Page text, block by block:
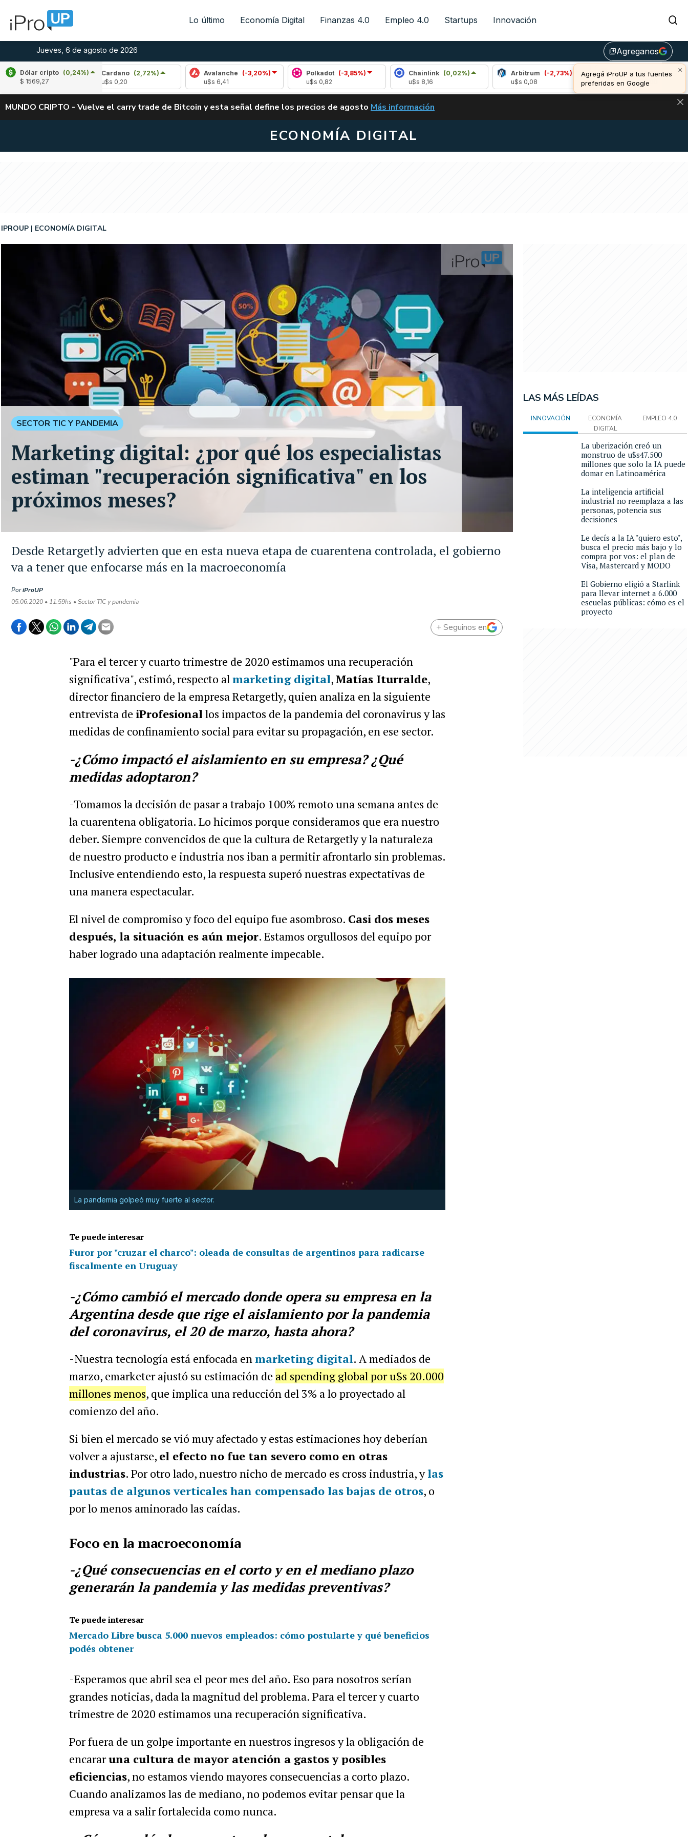
Lo último Economía Digital Finanzas 4.0 Empleo 4.0 Startups Innovación
Jueves, 6 de agosto de 2026 library_addAgreganos
×
Agregá iProUP a tus fuentes
preferidas en Google
Dólar cripto (0,24%)
$ 1569,27
Cardano
(2,72%)
Avalanche
(-3,20%)
Polkadot
(-3,85%)
Chainlink (0,02%)
Arbitrum
(-2,73%)
Bitcoin
(0,13%)
u$s 64.396,00
ALERTA
MUNDO CRIPTO - Vuelve el carry trade de Bitcoin y esta señal define los precios de agosto VUELVE EL CARRY TRADE DE BITCOIN Y ESTA SEÑAL DEFINE LOS PRECIOS DE
Más información
ECONOMÍA DIGITAL
Desde Retargetly advierten que en esta nueva etapa de cuarentena controlada, el gobierno
va a tener que enfocarse más en la macroeconomía
IPROUP ECONOMÍA DIGITAL
PoriProUP
05.06.2020 • 11:59hs • Sector TIC y pandemia
SECTOR TIC Y PANDEMIA
Marketing digital: ¿por qué los especialistas
estiman "recuperación significativa" en los
próximos meses?
+ Seguinos en
"Para el tercer y cuarto trimestre de 2020 estimamos una recuperación
significativa", estimó, respecto almarketing digital,Matías Iturralde,
director financiero de la empresa Retargetly, quien analiza en la siguiente
entrevista de iProfesional los impactos de la pandemia del coronavirus y las
medidas de confinamiento social para evitar su propagación, en ese sector.
-¿Cómo impactó el aislamiento en su empresa? ¿Qué
medidas adoptaron?
-Tomamos la decisión de pasar a trabajo 100% remoto una semana antes de
la cuarentena obligatoria. Lo hicimos porque consideramos que era nuestro
deber. Siempre convencidos de que la cultura de Retargetly y la naturaleza
de nuestro producto e industria nos iban a permitir afrontarlo sin problemas.
Inclusive entendiendo esto, la respuesta superó nuestras expectativas de
una manera espectacular.
El nivel de compromiso y foco del equipo fue asombroso. Casi dos meses
después, la situación es aún mejor. Estamos orgullosos del equipo por
haber logrado una adaptación realmente impecable.
La pandemia golpeó muy fuerte al sector.
Te puede interesar
Furor por "cruzar el charco": oleada de consultas de argentinos para radicarse
fiscalmente en Uruguay
-¿Cómo cambió el mercado donde opera su empresa en la
Argentina desde que rige el aislamiento por la pandemia
del coronavirus, el 20 de marzo, hasta ahora?
-Nuestra tecnología está enfocada enmarketing digital. A mediados de
marzo, emarketer ajustó su estimación de ad spending global por u$s 20.000
millones menos, que implica una reducción del 3% a lo proyectado al
comienzo del año.
Si bien el mercado se vió muy afectado y estas estimaciones hoy deberían
volver a ajustarse, el efecto no fue tan severo como en otras
industrias. Por otro lado, nuestro nicho de mercado es cross industria, ylas
pautas de algunos verticales han compensado las bajas de otros, o
por lo menos aminorado las caídas.
Foco en la macroeconomía
-¿Qué consecuencias en el corto y en el mediano plazo
generarán la pandemia y las medidas preventivas?
Te puede interesar
Mercado Libre busca 5.000 nuevos empleados: cómo postularte y qué beneficios
podés obtener
-Esperamos que abril sea el peor mes del año. Eso para nosotros serían
grandes noticias, dada la magnitud del problema. Para el tercer y cuarto
trimestre de 2020 estimamos una recuperación significativa.
Por fuera de un golpe importante en nuestros ingresos y la obligación de
encararuna cultura de mayor atención a gastos y posibles
eficiencias, no estamos viendo mayores consecuencias a corto plazo.
Cuando analizamos las de mediano, no podemos evitar pensar que la
empresa va a salir fortalecida como nunca.
LAS MÁS LEÍDAS
INNOVACIÓN
ECONOMÍA
DIGITAL
EMPLEO 4.0
La uberización creó un
monstruo de u$s47.500
millones que solo la IA puede
domar en Latinoamérica
La inteligencia artificial
industrial no reemplaza a las
personas, potencia sus
decisiones
Le decís a la IA "quiero esto",
busca el precio más bajo y lo
compra por vos: el plan de
Visa, Mastercard y MODO
El Gobierno eligió a Starlink
para llevar internet a 6.000
escuelas públicas: cómo es el
proyecto